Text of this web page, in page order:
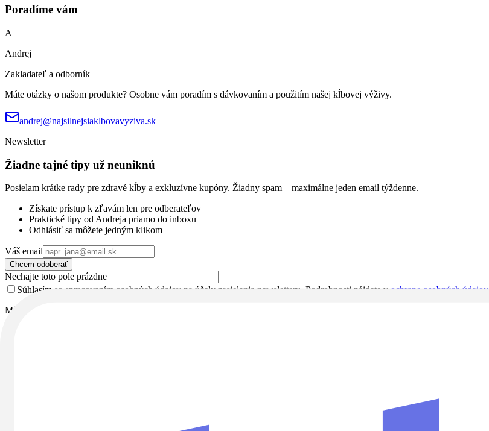
Poradíme vám
A
Andrej
Zakladateľ a odborník
Máte otázky o našom produkte? Osobne vám poradím s dávkovaním a použitím našej kĺbovej výživy.
andrej@najsilnejsiaklbovavyziva.sk
Newsletter
Žiadne tajné tipy už neuniknú
Posielam krátke rady pre zdravé kĺby a exkluzívne kupóny. Žiadny spam – maximálne jeden email týždenne.
Získate prístup k zľavám len pre odberateľov
Praktické tipy od Andreja priamo do inboxu
Odhlásiť sa môžete jedným klikom
Váš email
Chcem odoberať
Nechajte toto pole prázdne
Súhlasím so spracovaním osobných údajov na účely zasielania newsletteru. Podrobnosti nájdete v ochrane osobných údajov.
Môžete sa kedykoľvek odhlásiť priamo z emailu.